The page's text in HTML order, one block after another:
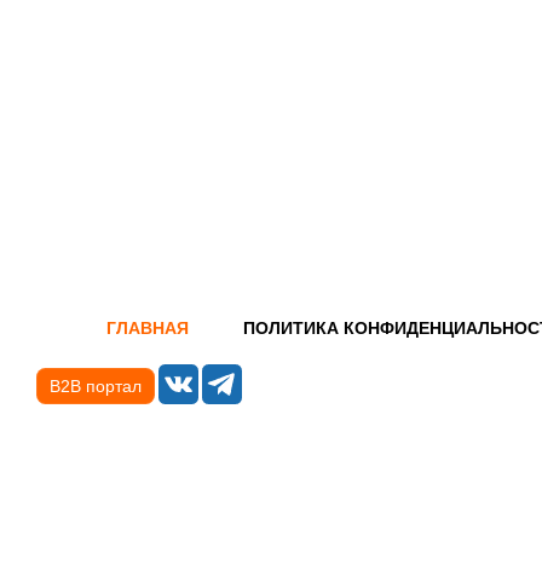
ГЛАВНАЯ ПОЛИТИКА
B2B портал